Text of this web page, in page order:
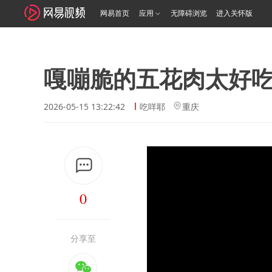
网易首页 应用 无障碍浏览 进入关怀版
嘎嘣脆的五花肉太好
2026-05-15 13:22:42 吃咩耶 重庆
0
分享至